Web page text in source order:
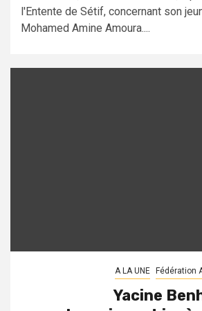
l'Entente de Sétif, concernant son
Mohamed Amine Amoura....
A LA UNE Fédération
Yacine